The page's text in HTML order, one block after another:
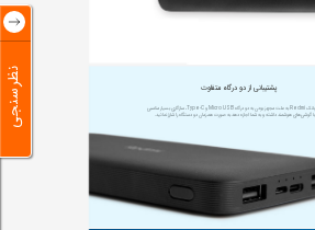
پاوربانک Redmi به علت مجهز بودن به دو درگاه Micro USB و Type-C، سازگاری بسیار مناسبی
با گوشی‌های هوشمند داشته و به شما اجازه دهد به صورت همزمان دو دستگاه را شارژ نمائید.
پشتیبانی از دو درگاه متفاوت نظرسنجی